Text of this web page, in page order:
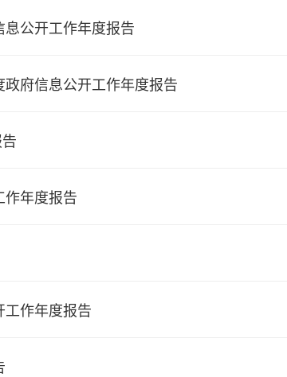
公开工作年度报告
府信息公开工作年度报告
年度报告
作年度报告